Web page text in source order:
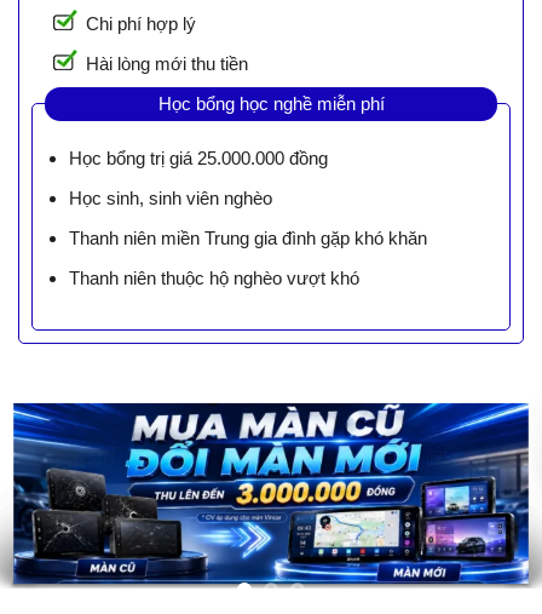
Chi phí hợp lý
Hài lòng mới thu tiền
Học bổng học nghề miễn phí
Học bổng trị giá 25.000.000 đồng
Học sinh, sinh viên nghèo
Thanh niên miền Trung gia đình gặp khó khăn
Thanh niên thuộc hộ nghèo vượt khó